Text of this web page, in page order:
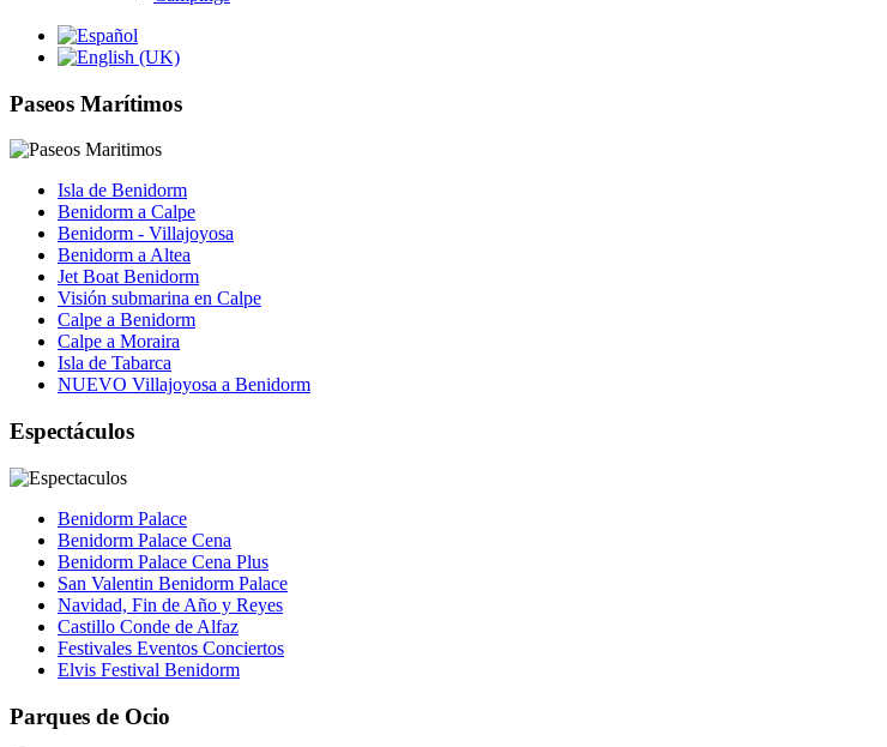
Paseos Marítimos
Isla de Benidorm
Benidorm a Calpe
Benidorm - Villajoyosa
Benidorm a Altea
Jet Boat Benidorm
Visión submarina en Calpe
Calpe a Benidorm
Calpe a Moraira
Isla de Tabarca
NUEVO Villajoyosa a Benidorm
Espectáculos
Benidorm Palace
Benidorm Palace Cena
Benidorm Palace Cena Plus
San Valentin Benidorm Palace
Navidad, Fin de Año y Reyes
Castillo Conde de Alfaz
Festivales Eventos Conciertos
Elvis Festival Benidorm
Parques de Ocio